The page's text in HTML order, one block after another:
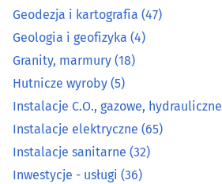
Granity, marmury(18)
Hutnicze wyroby (5)
Instalacje C.O., gazowe, hydrauliczne
Instalacje elektryczne (65)
Instalacje sanitarne(32)
Geodezja i kartografia (47)
Geologia i geofizyka (4)
Granity, marmury (18)
Hutnicze wyroby (5)
Instalacje C.O., gazowe, hydrauliczne
Instalacje elektryczne (65)
Instalacje sanitarne (32)
Inwestycje - usługi (36)